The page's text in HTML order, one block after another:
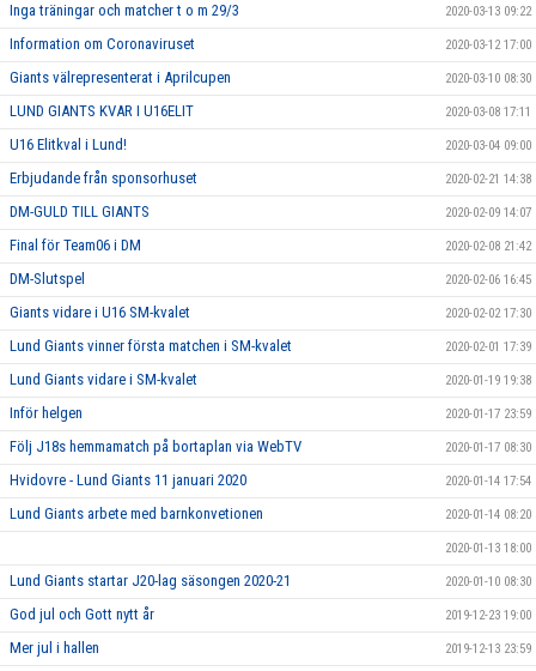
Inga träningar och matcher t o m 29/3 2020-03-13 09:22
Information om Coronaviruset 2020-03-12 17:00
Giants välrepresenterat i Aprilcupen 2020-03-10 08:30
LUND GIANTS KVAR I U16ELIT 2020-03-08 17:11
U16 Elitkval i Lund! 2020-03-04 09:00
Erbjudande från sponsorhuset 2020-02-21 14:38
DM-GULD TILL GIANTS 2020-02-09 14:07
Final för Team06 i DM 2020-02-08 21:42
DM-Slutspel 2020-02-06 16:45
Giants vidare i U16 SM-kvalet 2020-02-02 17:30
Lund Giants vinner första matchen i SM-kvalet 2020-02-01 17:39
Lund Giants vidare i SM-kvalet 2020-01-19 19:38
Inför helgen 2020-01-17 23:59
Följ J18s hemmamatch på bortaplan via WebTV 2020-01-17 08:30
Hvidovre - Lund Giants 11 januari 2020 2020-01-14 17:54
Lund Giants arbete med barnkonvetionen 2020-01-14 08:20
2020-01-13 18:00
Lund Giants startar J20-lag säsongen 2020-21 2020-01-10 08:30
God jul och Gott nytt år 2019-12-23 19:00
Mer jul i hallen 2019-12-13 23:59